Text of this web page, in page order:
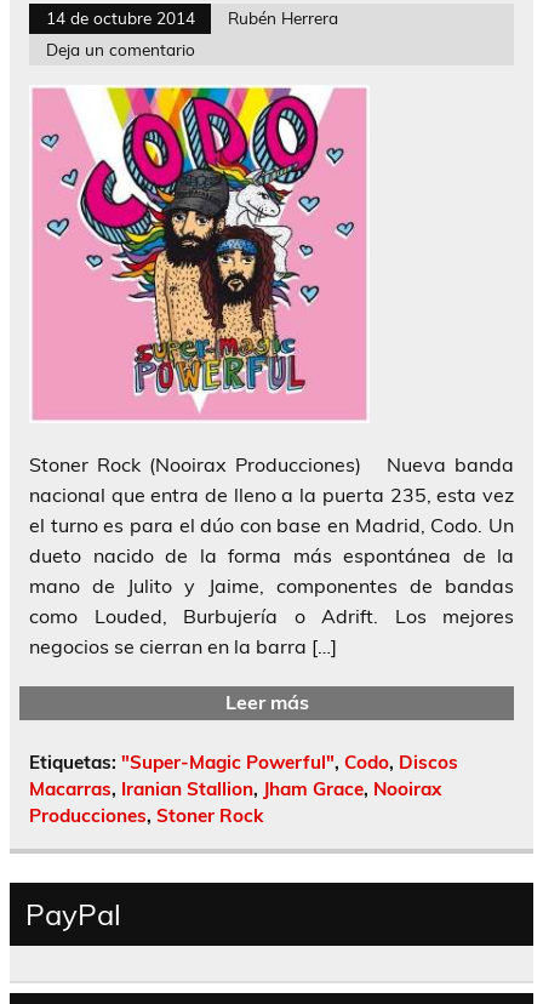
14 de octubre 2014
Rubén Herrera
Deja un comentario
Stoner Rock (Nooirax Producciones) Nueva banda
nacional que entra de lleno a la puerta 235, esta vez
el turno es para el dúo con base en Madrid, Codo. Un
dueto nacido de la forma más espontánea de la
mano de Julito y Jaime, componentes de bandas
como Louded, Burbujería o Adrift. Los mejores
negocios se cierran en la barra […]
Leer más
Etiquetas: "Super-Magic Powerful", Codo, Discos
Macarras, Iranian Stallion, Jham Grace, Nooirax
Producciones, Stoner Rock
PayPal